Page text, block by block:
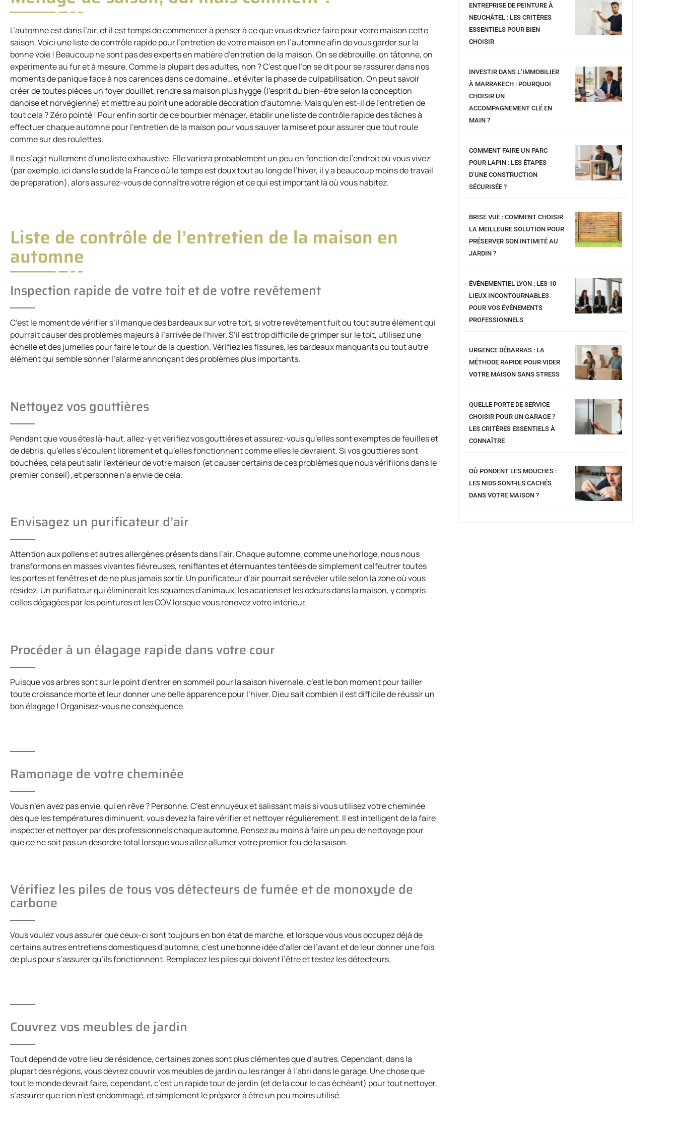
L’automne est dans l’air, et il est temps de commencer à penser à ce que vous devriez faire pour votre maison cette
saison. Voici une liste de contrôle rapide pour l’entretien de votre maison en l’automne afin de vous garder sur la
bonne voie ! Beaucoup ne sont pas des experts en matière d’entretien de la maison. On se débrouille, on tâtonne, on
expérimente au fur et à mesure. Comme la plupart des adultes, non ? C’est que l’on se dit pour se rassurer dans nos
moments de panique face à nos carences dans ce domaine… et éviter la phase de culpabilisation. On peut savoir
créer de toutes pièces un foyer douillet, rendre sa maison plus hygge (l’esprit du bien-être selon la conception
danoise et norvégienne) et mettre au point une adorable décoration d’automne. Mais qu’en est-il de l’entretien de
tout cela ? Zéro pointé ! Pour enfin sortir de ce bourbier ménager, établir une liste de contrôle rapide des tâches à
effectuer chaque automne pour l’entretien de la maison pour vous sauver la mise et pour assurer que tout roule
comme sur des roulettes.
Il ne s’agit nullement d’une liste exhaustive. Elle variera probablement un peu en fonction de l’endroit où vous vivez
(par exemple, ici dans le sud de la France où le temps est doux tout au long de l’hiver, il y a beaucoup moins de travail
de préparation), alors assurez-vous de connaître votre région et ce qui est important là où vous habitez.
Liste de contrôle de l’entretien de la maison en
automne
Inspection rapide de votre toit et de votre revêtement
C’est le moment de vérifier s’il manque des bardeaux sur votre toit, si votre revêtement fuit ou tout autre élément qui
pourrait causer des problèmes majeurs à l’arrivée de l’hiver. S’il est trop difficile de grimper sur le toit, utilisez une
échelle et des jumelles pour faire le tour de la question. Vérifiez les fissures, les bardeaux manquants ou tout autre
élément qui semble sonner l’alarme annonçant des problèmes plus importants.
Nettoyez vos gouttières
Pendant que vous êtes là-haut, allez-y et vérifiez vos gouttières et assurez-vous qu’elles sont exemptes de feuilles et
de débris, qu’elles s’écoulent librement et qu’elles fonctionnent comme elles le devraient. Si vos gouttières sont
bouchées, cela peut salir l’extérieur de votre maison (et causer certains de ces problèmes que nous vérifiions dans le
premier conseil), et personne n’a envie de cela.
Envisagez un purificateur d’air
Attention aux pollens et autres allergènes présents dans l’air. Chaque automne, comme une horloge, nous nous
transformons en masses vivantes fiévreuses, reniflantes et éternuantes tentées de simplement calfeutrer toutes
les portes et fenêtres et de ne plus jamais sortir. Un purificateur d’air pourrait se révéler utile selon la zone où vous
résidez. Un purifiateur qui éliminerait les squames d’animaux, les acariens et les odeurs dans la maison, y compris
celles dégagées par les peintures et les COV lorsque vous rénovez votre intérieur.
Procéder à un élagage rapide dans votre cour
Puisque vos arbres sont sur le point d’entrer en sommeil pour la saison hivernale, c’est le bon moment pour tailler
toute croissance morte et leur donner une belle apparence pour l’hiver. Dieu sait combien il est difficile de réussir un
bon élagage ! Organisez-vous ne conséquence.
Ramonage de votre cheminée
Vous n’en avez pas envie, qui en rêve ? Personne. C’est ennuyeux et salissant mais si vous utilisez votre cheminée
dès que les températures diminuent, vous devez la faire vérifier et nettoyer régulièrement. Il est intelligent de la faire
inspecter et nettoyer par des professionnels chaque automne. Pensez au moins à faire un peu de nettoyage pour
que ce ne soit pas un désordre total lorsque vous allez allumer votre premier feu de la saison.
Vérifiez les piles de tous vos détecteurs de fumée et de monoxyde de
carbone
Vous voulez vous assurer que ceux-ci sont toujours en bon état de marche, et lorsque vous vous occupez déjà de
certains autres entretiens domestiques d’automne, c’est une bonne idée d’aller de l’avant et de leur donner une fois
de plus pour s’assurer qu’ils fonctionnent. Remplacez les piles qui doivent l’être et testez les détecteurs.
Couvrez vos meubles de jardin
Tout dépend de votre lieu de résidence, certaines zones sont plus clémentes que d’autres. Cependant, dans la
plupart des régions, vous devrez couvrir vos meubles de jardin ou les ranger à l’abri dans le garage. Une chose que
tout le monde devrait faire, cependant, c’est un rapide tour de jardin (et de la cour le cas échéant) pour tout nettoyer,
s’assurer que rien n’est endommagé, et simplement le préparer à être un peu moins utilisé.
ENTREPRISE DE PEINTURE À
NEUCHÂTEL : LES CRITÈRES
ESSENTIELS POUR BIEN
CHOISIR
INVESTIR DANS L’IMMOBILIER
À MARRAKECH : POURQUOI
CHOISIR UN
ACCOMPAGNEMENT CLÉ EN
MAIN ?
COMMENT FAIRE UN PARC
POUR LAPIN : LES ÉTAPES
D’UNE CONSTRUCTION
SÉCURISÉE ?
BRISE VUE : COMMENT CHOISIR
LA MEILLEURE SOLUTION POUR
PRÉSERVER SON INTIMITÉ AU
JARDIN ?
ÉVÉNEMENTIEL LYON : LES 10
LIEUX INCONTOURNABLES
POUR VOS ÉVÉNEMENTS
PROFESSIONNELS
URGENCE DÉBARRAS : LA
MÉTHODE RAPIDE POUR VIDER
VOTRE MAISON SANS STRESS
QUELLE PORTE DE SERVICE
CHOISIR POUR UN GARAGE ?
LES CRITÈRES ESSENTIELS À
CONNAÎTRE
OÙ PONDENT LES MOUCHES :
LES NIDS SONT-ILS CACHÉS
DANS VOTRE MAISON ?